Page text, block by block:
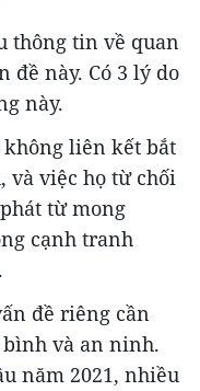
thông tin về quan
đề này. Có 3 lý do
này.
không liên kết bắt
và việc họ từ chối
từ mong
cạnh tranh
đề riêng cần
và an ninh.
năm 2021, nhiều